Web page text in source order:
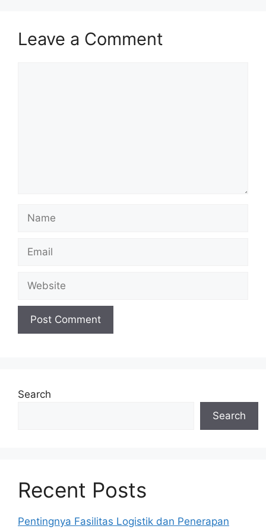
Leave a Comment
Search
Search
Recent Posts
Pentingnya Fasilitas Logistik dan Penerapan